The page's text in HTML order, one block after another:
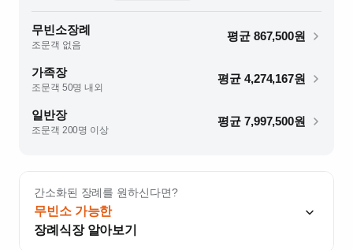
무빈소장례
조문객 없음
평균 867,500원
가족장
조문객 50명 내외
평균 4,274,167원
일반장
조문객 200명 이상
평균 7,997,500원
간소화된 장례를 원하신다면?
무빈소 가능한
장례식장 알아보기